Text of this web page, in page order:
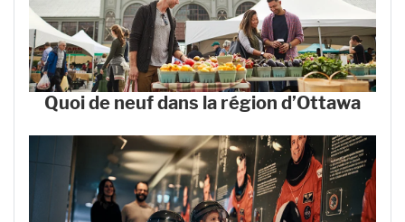
Quoi de neuf dans la région d’Ottawa